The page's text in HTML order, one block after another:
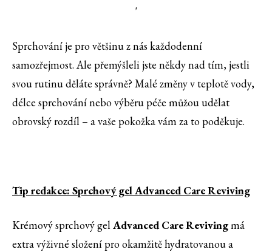
'
Sprchování je pro většinu z nás každodenní
samozřejmost. Ale přemýšleli jste někdy nad tím, jestli
svou rutinu děláte správně? Malé změny v teplotě vody,
délce sprchování nebo výběru péče můžou udělat
obrovský rozdíl – a vaše pokožka vám za to poděkuje.
Tip redakce: Sprchový gel Advanced Care Reviving
Krémový sprchový gelAdvanced Care Revivingmá
extra výživné složení pro okamžitě hydratovanou a